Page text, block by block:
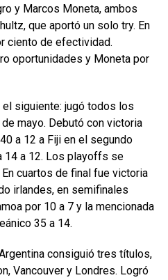
y Marcos Moneta, ambos
que aportó un solo try. En
ciento de efectividad.
oportunidades y Moneta por
el siguiente: jugó todos los
mayo. Debutó con victoria
a 12 a Fiji en el segundo
14 a 12. Los playoffs se
cuartos de final fue victoria
irlandes, en semifinales
por 10 a 7 y la mencionada
35 a 14.
consiguió tres títulos,
Vancouver y Londres. Logró